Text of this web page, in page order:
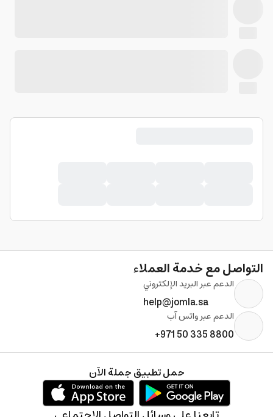
التواصل مع خدمة العملاء
الدعم عبر البريد الإلكتروني
help@jomla.sa
الدعم عبر واتس آب
+971 50 335 8800
حمل تطبيق جملة الآن